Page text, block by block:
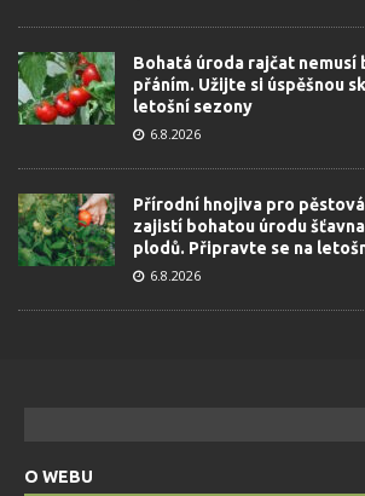
Bohatá úroda rajčat nemusí
přáním. Užijte si úspěšnou
letošní sezony
6.8.2026
Přírodní hnojiva pro
zajistí bohatou úrodu
plodů. Připravte se na
6.8.2026
O WEBU